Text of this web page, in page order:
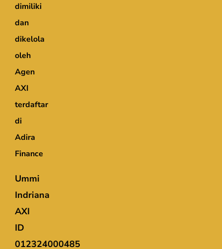
dimiliki
dan
dikelola
oleh
Agen
AXI
terdaftar
di
Adira
Finance
Ummi
Indriana
AXI
ID
012324000485